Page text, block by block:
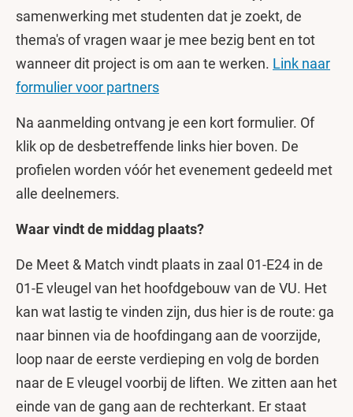
samenwerking met studenten dat je zoekt, de
thema's of vragen waar je mee bezig bent en tot
wanneer dit project is om aan te werken. Link naar
formulier voor partners
Na aanmelding ontvang je een kort formulier. Of
klik op de desbetreffende links hier boven. De
profielen worden vóór het evenement gedeeld met
alle deelnemers.
Waar vindt de middag plaats?
De Meet & Match vindt plaats in zaal 01-E24 in de
01-E vleugel van het hoofdgebouw van de VU. Het
kan wat lastig te vinden zijn, dus hier is de route: ga
naar binnen via de hoofdingang aan de voorzijde,
loop naar de eerste verdieping en volg de borden
naar de E vleugel voorbij de liften. We zitten aan het
einde van de gang aan de rechterkant. Er staat